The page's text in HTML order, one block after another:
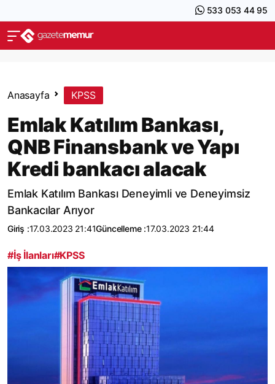
533 053 44 95
Anasayfa KPSS
Emlak Katılım Bankası,
QNB Finansbank ve Yapı
Kredi bankacı alacak
Emlak Katılım Bankası Deneyimli ve Deneyimsiz
Bankacılar Arıyor
Giriş :17.03.2023 21:41Güncelleme :17.03.2023 21:44
#İş İlanları#KPSS